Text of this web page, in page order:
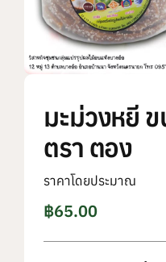
มะม่วงหยี
ตรา ตอง
ราคาโดยประมาณ
฿65.00